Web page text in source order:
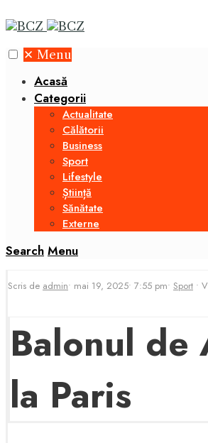
✕ Menu
Acasă
Categorii
Actualitate
Călătorii
Business
Sport
Lifestyle
Știință
Sănătate
Externe
Search Menu
Scris de admin• mai 19, 2025• 7:55 pm• Sport •
Balonul
la Paris